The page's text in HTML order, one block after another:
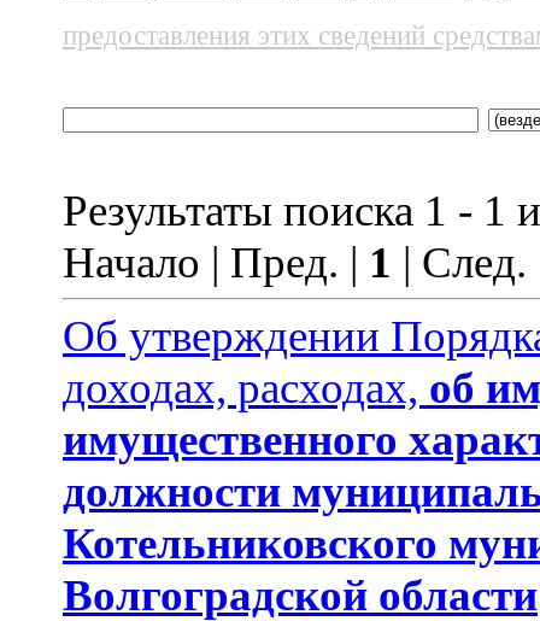
предоставления этих сведений
Результаты поиска 1 - 1
Начало | Пред. | 1 |
Об утверждении
доходах, расходах, об
имущественного
должности
Котельниковского
Волгоградской области